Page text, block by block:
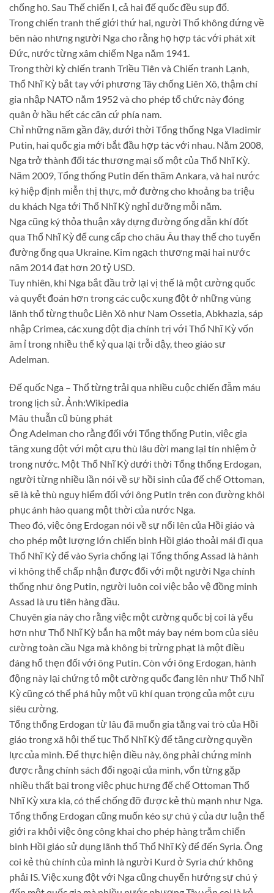
chống họ. Sau Thế chiến I, cả hai đế quốc đều sụp đổ.
Trong chiến tranh thế giới thứ hai, người Thổ không đứng về
bên nào nhưng người Nga cho rằng họ hợp tác với phát xít
Đức, nước từng xâm chiếm Nga năm 1941.
Trong thời kỳ chiến tranh Triều Tiên và Chiến tranh Lạnh,
Thổ Nhĩ Kỳ bắt tay với phương Tây chống Liên Xô, thậm chí
gia nhập NATO năm 1952 và cho phép tổ chức này đóng
quân ở hầu hết các căn cứ phía nam.
Chỉ những năm gần đây, dưới thời Tổng thống Nga Vladimir
Putin, hai quốc gia mới bắt đầu hợp tác với nhau. Năm 2008,
Nga trở thành đối tác thương mại số một của Thổ Nhĩ Kỳ.
Năm 2009, Tổng thống Putin đến thăm Ankara, và hai nước
ký hiệp định miễn thị thực, mở đường cho khoảng ba triệu
du khách Nga tới Thổ Nhĩ Kỳ nghỉ dưỡng mỗi năm.
Nga cũng ký thỏa thuận xây dựng đường ống dẫn khí đốt
qua Thổ Nhĩ Kỳ để cung cấp cho châu Âu thay thế cho tuyến
đường ống qua Ukraine. Kim ngạch thương mại hai nước
năm 2014 đạt hơn 20 tỷ USD.
Tuy nhiên, khi Nga bắt đầu trở lại vị thế là một cường quốc
và quyết đoán hơn trong các cuộc xung đột ở những vùng
lãnh thổ từng thuộc Liên Xô như Nam Ossetia, Abkhazia, sáp
nhập Crimea, các xung đột địa chính trị với Thổ Nhĩ Kỳ vốn
âm ỉ trong nhiều thế kỷ qua lại trỗi dậy, theo giáo sư
Adelman.
Đế quốc Nga – Thổ từng trải qua nhiều cuộc chiến đẫm máu
trong lịch sử. Ảnh:Wikipedia
Mâu thuẫn cũ bùng phát
Ông Adelman cho rằng đối với Tổng thống Putin, việc gia
tăng xung đột với một cựu thù lâu đời mang lại tín nhiệm ở
trong nước. Một Thổ Nhĩ Kỳ dưới thời Tổng thống Erdogan,
người từng nhiều lần nói về sự hồi sinh của đế chế Ottoman,
sẽ là kẻ thù nguy hiểm đối với ông Putin trên con đường khôi
phục ánh hào quang một thời của nước Nga.
Theo đó, việc ông Erdogan nói về sự nổi lên của Hồi giáo và
cho phép một lượng lớn chiến binh Hồi giáo thoải mái đi qua
Thổ Nhĩ Kỳ để vào Syria chống lại Tổng thống Assad là hành
vi không thể chấp nhận được đối với một người Nga chính
thống như ông Putin, người luôn coi việc bảo vệ đồng minh
Assad là ưu tiên hàng đầu.
Chuyên gia này cho rằng việc một cường quốc bị coi là yếu
hơn như Thổ Nhĩ Kỳ bắn hạ một máy bay ném bom của siêu
cường toàn cầu Nga mà không bị trừng phạt là một điều
đáng hổ thẹn đối với ông Putin. Còn với ông Erdogan, hành
động này lại chứng tỏ một cường quốc đang lên như Thổ Nhĩ
Kỳ cũng có thể phá hủy một vũ khí quan trọng của một cựu
siêu cường.
Tổng thống Erdogan từ lâu đã muốn gia tăng vai trò của Hồi
giáo trong xã hội thế tục Thổ Nhĩ Kỳ để tăng cường quyền
lực của mình. Để thực hiện điều này, ông phải chứng minh
được rằng chính sách đối ngoại của mình, vốn từng gặp
nhiều thất bại trong việc phục hưng đế chế Ottoman Thổ
Nhĩ Kỳ xưa kia, có thể chống đỡ được kẻ thù mạnh như Nga.
Tổng thống Erdogan cũng muốn kéo sự chú ý của dư luận thế
giới ra khỏi việc ông công khai cho phép hàng trăm chiến
binh Hồi giáo sử dụng lãnh thổ Thổ Nhĩ Kỳ để đến Syria. Ông
coi kẻ thù chính của mình là người Kurd ở Syria chứ không
phải IS. Việc xung đột với Nga cũng chuyển hướng sự chú ý